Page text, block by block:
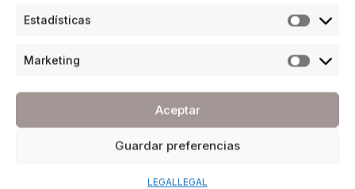
Estadísticas
Marketing
Aceptar
Guardar preferencias
LEGALLEGAL